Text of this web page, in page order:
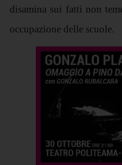
disamina sui fatti non
occupazione delle scuole.